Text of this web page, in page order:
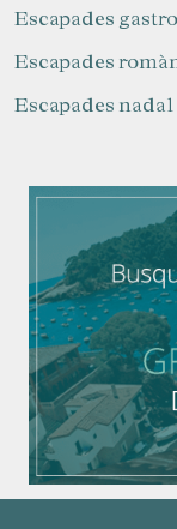
Escapades
Escapades
Escapades